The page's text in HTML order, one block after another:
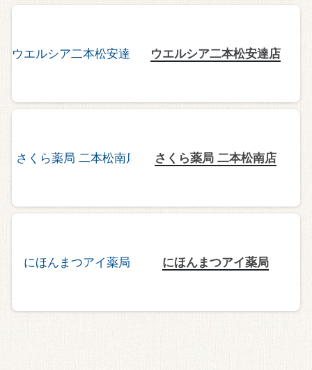
ウエルシア二本松安達店
さくら薬局 二本松南店
にほんまつアイ薬局